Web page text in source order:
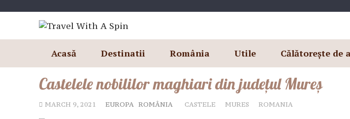
Acasă Destinatii România Utile Călătorește de
Castelele nobililor maghiari din județul Mureș
MARCH 9, 2021 EUROPA ROMÂNIA CASTELE MURES ROMANIA